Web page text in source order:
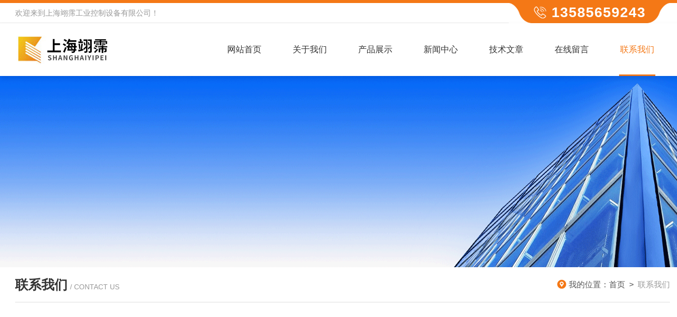
欢迎来到 上海翊霈工业控制设备有限公司 ！ 13585659243
网站首页 关于我们 产品展示 新闻中心 技术文章 在线留言 联系我们
联系我们 / CONTACT US 我的位置： 首页 > 联系我们